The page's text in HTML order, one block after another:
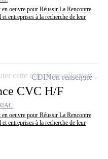
oeuvre pour Réussir La Rencontre
entreprises à la recherche de leur
CVC H/F
oeuvre pour Réussir La Rencontre
entreprises à la recherche de leur
CDINon renseigné
cette offre à ma sélection